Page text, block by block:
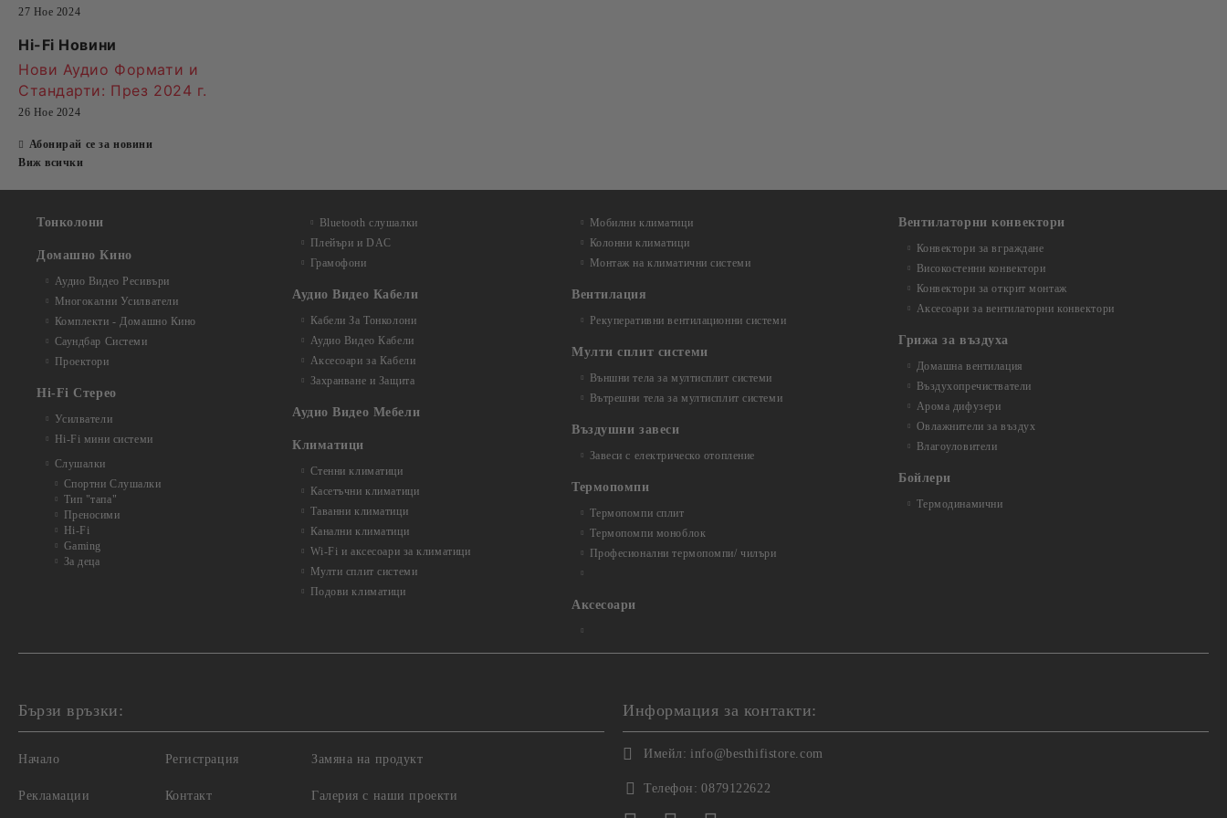
27 Ное 2024
Hi-Fi Новини
Нови Аудио Формати и
Стандарти: През 2024 г.
26 Ное 2024
Абонирай се за новини
Виж всички
Тонколони
Домашно Кино
Аудио Видео Рeсивъри
Многокални Усилватели
Комплекти - Домашно Кино
Саундбар Системи
Проектори
Hi-Fi Стерео
Усилватели
Hi-Fi мини системи
Слушалки
Спортни Слушалки
Тип "тапа"
Преносими
Hi-Fi
Gaming
За деца
Bluetooth слушалки
Плейъри и DAC
Грамофони
Аудио Видео Кабели
Кабели За Тонколони
Аудио Видео Кабели
Аксесоари за Кабели
Захранване и Защита
Аудио Видео Мебели
Климатици
Стенни климатици
Касетъчни климатици
Таванни климатици
Канални климатици
Wi-Fi и аксесоари за климатици
Мулти сплит системи
Подови климатици
Мобилни климатици
Колонни климатици
Монтаж на климатични системи
Вентилация
Рекуперативни вентилационни системи
Мулти сплит системи
Външни тела за мултисплит системи
Вътрешни тела за мултисплит системи
Въздушни завеси
Завеси с електрическо отопление
Термопомпи
Термопомпи сплит
Термопомпи моноблок
Професионални термопомпи/ чилъри
Аксесоари
Вентилаторни конвектори
Конвектори за вграждане
Високостенни конвектори
Конвектори за открит монтаж
Аксесоари за вентилаторни конвектори
Грижа за въздуха
Домашна вентилация
Въздухопречистватели
Арома дифузери
Овлажнители за въздух
Влагоуловители
Бойлери
Термодинамични
Бързи връзки:
Начало
Рекламации
Регистрация
Контакт
Замяна на продукт
Галерия с наши проекти
Информация за контакти:
Имейл: info@besthifistore.com
Телефон: 0879122622